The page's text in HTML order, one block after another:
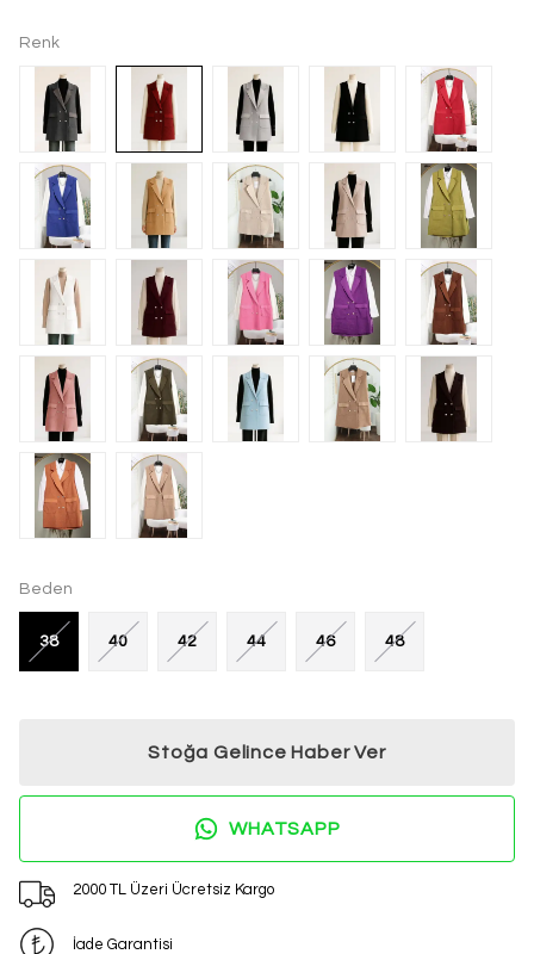
Renk
Beden
38 40 42 44 46 48
Stoğa Gelince Haber Ver
WHATSAPP
2000 TL Üzeri Ücretsiz Kargo
İade Garantisi